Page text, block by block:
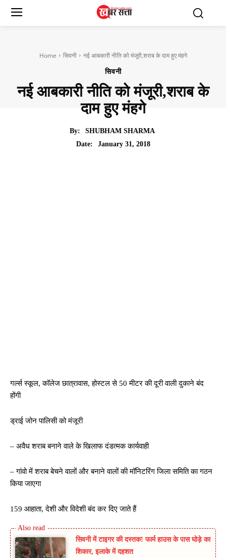
Home सिवनी नई आबकारी नीति को मंजूरी,शराब के दाम हुए मंहगे
सिवनी
नई आबकारी नीति को मंजूरी,शराब के
दाम हुए मंहगे
By:
SHUBHAM SHARMA
Date:
January 31, 2018
गर्ल्स स्कूल, कॉलेज छात्रावास, होस्टल से 50 मीटर की दूरी वाली दुकाने बंद
होंगी
ड्राई जोन पालिसी को मंजूरी
– अवैध शराब बनाने वाले के खिलाफ दंडत्मक कार्यवाही
– गांवो में शराब बेचने वालों और बनाने वालों की मॉनिटरिंग जिला समिति का गठन
किया जाएगा
159 आहाता, देशी और विदेशी बंद कर दिए जाते हैं
सिवनी में टाइगर की दस्तक! फार्म हाउस के पास घोड़े का
शिकार, इलाके में दहशत